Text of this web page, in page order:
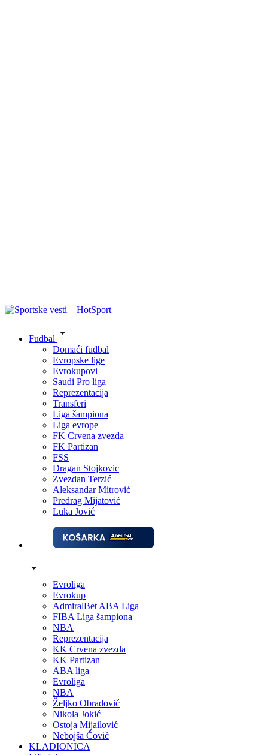
Fudbal
Domaći fudbal
Evropske lige
Evrokupovi
Saudi Pro liga
Reprezentacija
Transferi
Liga šampiona
Liga evrope
FK Crvena zvezda
FK Partizan
FSS
Dragan Stojkovic
Zvezdan Terzić
Aleksandar Mitrović
Predrag Mijatović
Luka Jović
Evroliga
Evrokup
AdmiralBet ABA Liga
FIBA Liga šampiona
NBA
Reprezentacija
KK Crvena zvezda
KK Partizan
ABA liga
Evroliga
NBA
Željko Obradović
Nikola Jokić
Ostoja Mijailović
Nebojša Čović
KLADIONICA